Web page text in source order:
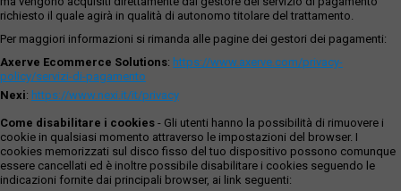
richiesto il quale agirà in qualità di autonomo titolare del trattamento.
Per maggiori informazioni si rimanda alle pagine dei gestori dei pagamenti:
Axerve Ecommerce Solutions: https://www.axerve.com/privacy-
policy/servizi-di-pagamento
Nexi: https://www.nexi.it/it/privacy
Come disabilitare i cookies - Gli utenti hanno la possibilità di rimuovere i
cookie in qualsiasi momento attraverso le impostazioni del browser. I
cookies memorizzati sul disco fisso del tuo dispositivo possono comunque
essere cancellati ed è inoltre possibile disabilitare i cookies seguendo le
indicazioni fornite dai principali browser, ai link seguenti: